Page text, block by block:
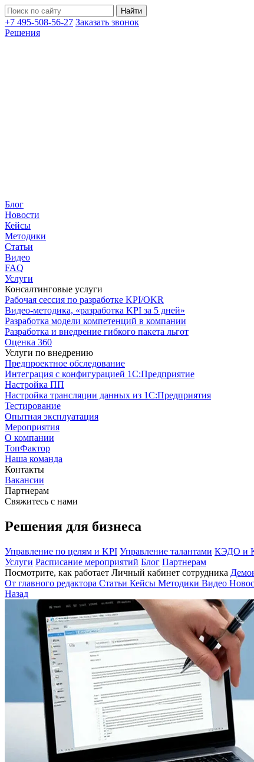
+7 495-508-56-27 Заказать звонок
Решения
Блог
Новости
Кейсы
Методики
Статьи
Видео
FAQ
Услуги
Консалтинговые услуги
Рабочая сессия по разработке KPI/OKR
Видео-методика, «разработка KPI за 5 дней»
Разработка модели компетенций в компании
Разработка и внедрение гибкого пакета льгот
Оценка 360
Услуги по внедрению
Предпроектное обследование
Интеграция с конфигурацией 1С:Предприятие
Настройка ПП
Настройка трансляции данных из 1С:Предприятия
Тестирование
Опытная эксплуатация
Мероприятия
О компании
ТопФактор
Наша команда
Контакты
Вакансии
Партнерам
Свяжитесь с нами
Решения для бизнеса
Управление по целям и KPI Управление талантами КЭДО и
Услуги Расписание мероприятий Блог Партнерам
Посмотрите, как работает Личный кабинет сотрудника
От главного редактора Статьи Кейсы Методики Видео
Назад